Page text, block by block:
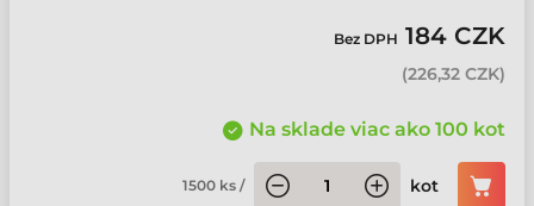
Bez DPH 184 CZK
(226,32 CZK)
Na sklade viac ako 100 kot
1500 ks / kot